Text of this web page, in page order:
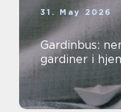
31. May 2026
Gardinbus:
gardiner i